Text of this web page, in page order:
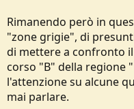
Rimanendo però in
"zone grigie", di
di mettere a confronto
corso "B" della regione
l'attenzione su alcune
mai parlare.